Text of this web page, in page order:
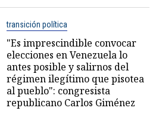
transición política
"Es imprescindible convocar
elecciones en Venezuela lo
antes posible y salirnos del
régimen ilegítimo que pisotea
al pueblo": congresista
republicano Carlos Giménez